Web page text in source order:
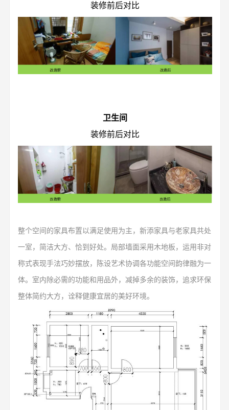
装修前后对比
卫生间
装修前后对比
整个空间的家具布置以满足使用为主，新添家具与老家具共处
一室，简洁大方、恰到好处。局部墙面采用木地板，运用非对
称式表现手法巧妙摆放，陈设艺术协调各功能空间韵律融为一
体。 室内除必需的功能和用品外，减掉多余的装饰，追求环保
整体简约大方，诠释健康宜居的美好环境。